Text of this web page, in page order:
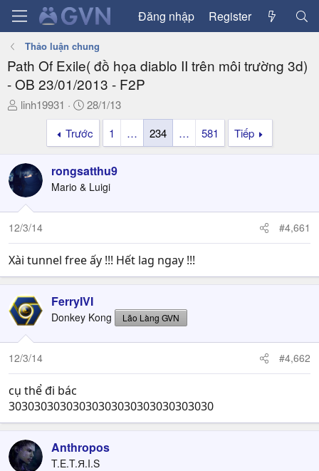
Đăng nhập Register
Thảo luận chung
Path Of Exile( đồ họa diablo II trên môi trường 3d)
- OB 23/01/2013 - F2P
T
a
d
s
t
a
t
e
linh19931
N
g
à
y
ử
28/1/13
Trước
1 … 234 … 581 Tiếp
rongsatthu9
Mario & Luigi
12/3/14 #4,661
Xài tunnel free ấy !!! Hết lag ngay !!!
FerryIVI
Donkey Kong Lão Làng GVN
12/3/14 #4,662
cụ thể đi bác
30303030303030303030303030303030
Anthropos
T.E.T.Я.I.S